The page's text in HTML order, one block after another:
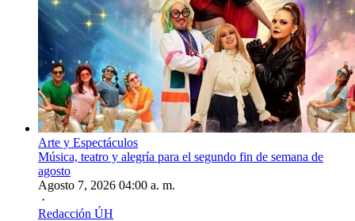
Arte y Espectáculos
Música, teatro y alegría para el segundo fin de semana de
agosto
Agosto 7, 2026 04:00 a. m.
·
Redacción ÚH